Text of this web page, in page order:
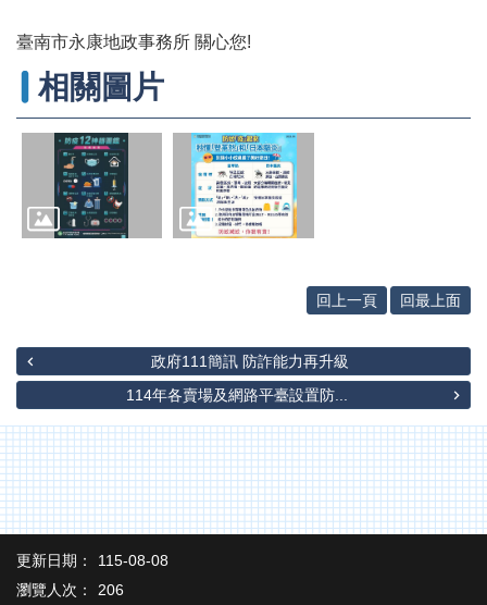
線
上
申
辦
便
意
交
流
下
載
專
區
主
題
臺南市永康地政事務所 關心您!
相關圖片
回上一頁 回最上面
政府111簡訊 防詐能力再升級
114年各賣場及網路平臺設置防...
更新日期：
115-08-08
瀏覽人次：
206